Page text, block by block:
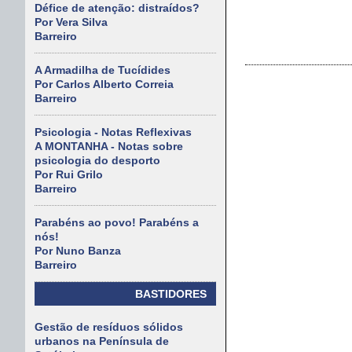
Défice de atenção: distraídos?
Por Vera Silva
Barreiro
A Armadilha de Tucídides
Por Carlos Alberto Correia
Barreiro
Psicologia - Notas Reflexivas
A MONTANHA - Notas sobre
psicologia do desporto
Por Rui Grilo
Barreiro
Parabéns ao povo! Parabéns a
nós!
Por Nuno Banza
Barreiro
BASTIDORES
Gestão de resíduos sólidos
urbanos na Península de